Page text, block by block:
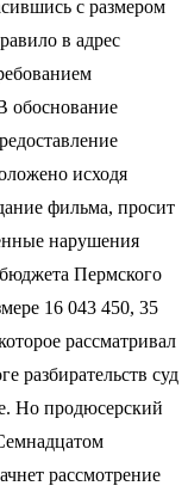
с размером
в адрес
обоснование
исходя
фильма, просит
нарушения
Пермского
16 043 450, 35
рассматривал
разбирательств суд
Но продюсерский
рассмотрение